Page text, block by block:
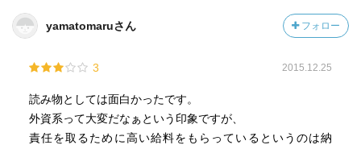
頭のいい人はほんの一握り、最後は体力
６、孤独と友達になる
７、自分の限界は年齢で決まるわけではないことを知る
３年後のことなんて誰にもわからない。
仕事が人生のすべてではないが、今後のキャリアを考える
yamatomaruさん フォロー
3 2015.12.25
読み物としては面白かったです。
外資系って大変だなぁという印象ですが、
責任を取るために高い給料をもらっているというのは納